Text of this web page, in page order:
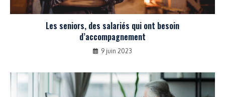
Les seniors, des salariés qui ont besoin
d’accompagnement
9 juin 2023